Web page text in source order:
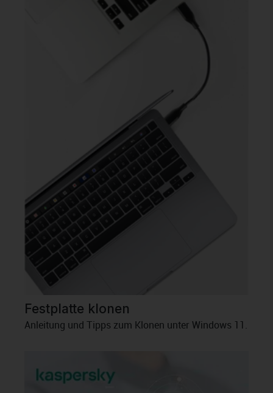
Festplatte klonen
Anleitung und Tipps zum Klonen unter Windows 11.